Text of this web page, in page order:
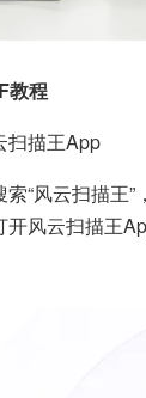
教程
扫描王App
“风云扫描王
风云扫描王